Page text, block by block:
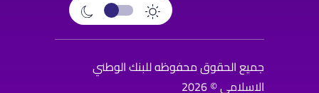
جميع الحقوق محفوظه للبنك الوطني
الاسلامي © 2026